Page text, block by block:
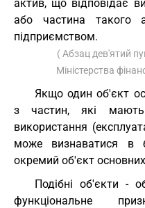
актив, що відповідає
або частина такого
підприємством.
( Абзац дев'ятий
Міністерства
Якщо один об'єкт
з частин, які мають
використання
може визнаватися в
окремий об'єкт основних
Подібні об'єкти -
функціональне